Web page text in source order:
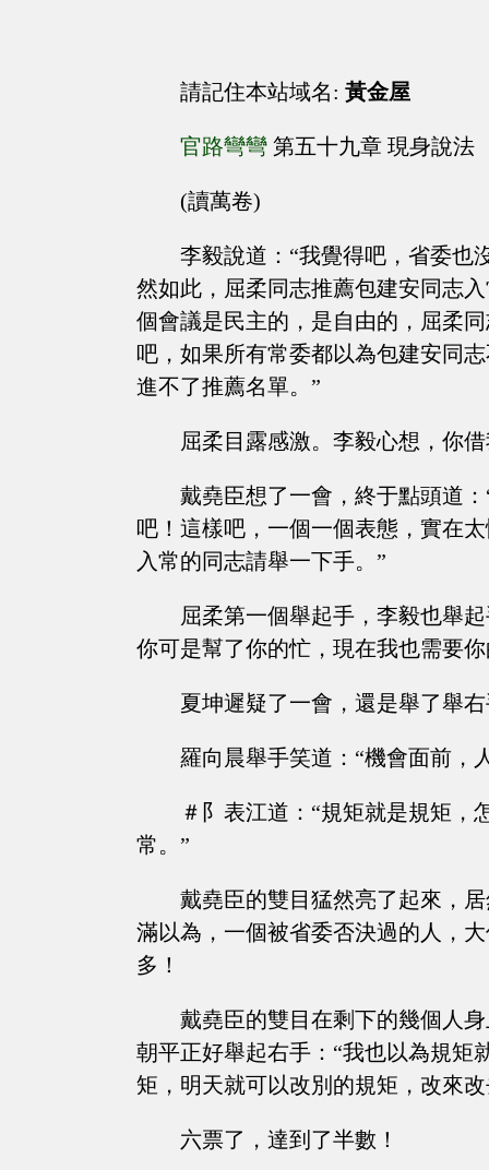
請記住本站域名: 黃金屋
官路彎彎 第五十九章 現身說法
(讀萬卷)
李毅說道：“我覺得吧，省委也
然如此，屈柔同志推薦包建安同志
個會議是民主的，是自由的，屈柔
吧，如果所有常委都以為包建安同
進不了推薦名單。”
屈柔目露感激。李毅心想，你
戴堯臣想了一會，終于點頭道
吧！這樣吧，一個一個表態，實在
入常的同志請舉一下手。”
屈柔第一個舉起手，李毅也舉
你可是幫了你的忙，現在我也需要
夏坤遲疑了一會，還是舉了舉
羅向晨舉手笑道：“機會面前，
＃阝表江道：“規矩就是規矩，
常。”
戴堯臣的雙目猛然亮了起來，
滿以為，一個被省委否決過的人，
多！
戴堯臣的雙目在剩下的幾個人
朝平正好舉起右手：“我也以為規矩
矩，明天就可以改別的規矩，改來
六票了，達到了半數！